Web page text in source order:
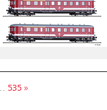
535 »